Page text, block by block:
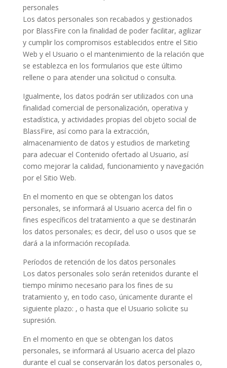
personales
Los datos personales son recabados y gestionados
por BlassFire con la finalidad de poder facilitar, agilizar
y cumplir los compromisos establecidos entre el Sitio
Web y el Usuario o el mantenimiento de la relación que
se establezca en los formularios que este último
rellene o para atender una solicitud o consulta.
Igualmente, los datos podrán ser utilizados con una
finalidad comercial de personalización, operativa y
estadística, y actividades propias del objeto social de
BlassFire, así como para la extracción,
almacenamiento de datos y estudios de marketing
para adecuar el Contenido ofertado al Usuario, así
como mejorar la calidad, funcionamiento y navegación
por el Sitio Web.
En el momento en que se obtengan los datos
personales, se informará al Usuario acerca del fin o
fines específicos del tratamiento a que se destinarán
los datos personales; es decir, del uso o usos que se
dará a la información recopilada.
Períodos de retención de los datos personales
Los datos personales solo serán retenidos durante el
tiempo mínimo necesario para los fines de su
tratamiento y, en todo caso, únicamente durante el
siguiente plazo: , o hasta que el Usuario solicite su
supresión.
En el momento en que se obtengan los datos
personales, se informará al Usuario acerca del plazo
durante el cual se conservarán los datos personales o,